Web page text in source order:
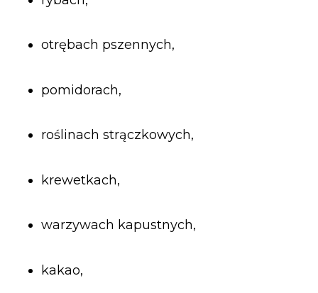
otrębach pszennych,
pomidorach,
roślinach strączkowych,
krewetkach,
warzywach kapustnych,
kakao,